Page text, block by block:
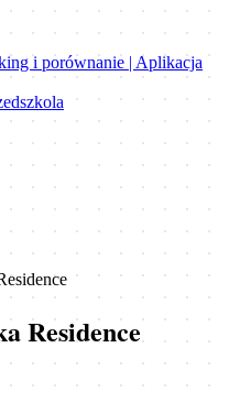
i porównanie | Aplikacja
Residence